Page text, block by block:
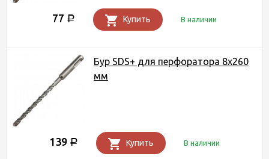
77 Р Купить В наличии
Бур SDS+ для перфоратора 8х260
мм
139 Р Купить В наличии